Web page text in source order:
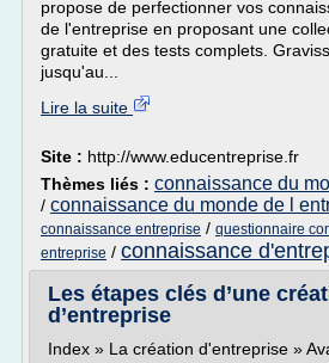
propose de perfectionner vos
de l'entreprise en proposant une
gratuite et des tests complets.
jusqu'au...
Lire la suite
Site : http://www.educentreprise.fr
Thèmes liés : connaissance du
/ connaissance du monde de l
connaissance entreprise / questionnaire
entreprise / connaissance
Les étapes clés d’une
d’entreprise
Index » La création d'entreprise »